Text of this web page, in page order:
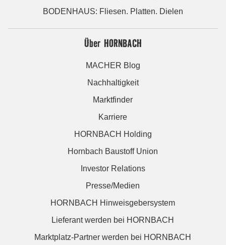
BODENHAUS: Fliesen. Platten. Dielen
Über HORNBACH
MACHER Blog
Nachhaltigkeit
Marktfinder
Karriere
HORNBACH Holding
Hornbach Baustoff Union
Investor Relations
Presse/Medien
HORNBACH Hinweisgebersystem
Lieferant werden bei HORNBACH
Marktplatz-Partner werden bei HORNBACH